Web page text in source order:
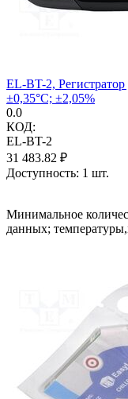
EL-BT-2,
±0,35°C; ±2,05%
0.0
КОД:
EL-BT-2
31 483.82 ₽
Доступность: 1 шт.
Минимальное
данных;